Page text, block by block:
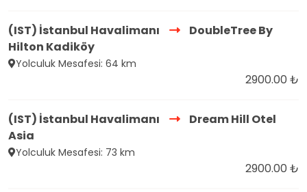
(IST) İstanbul Havalimanı
DoubleTree By
Hilton Kadiköy
Yolculuk Mesafesi: 64 km
2900.00 ₺
(IST) İstanbul Havalimanı
Dream Hill Otel
Asia
Yolculuk Mesafesi: 73 km
2900.00 ₺